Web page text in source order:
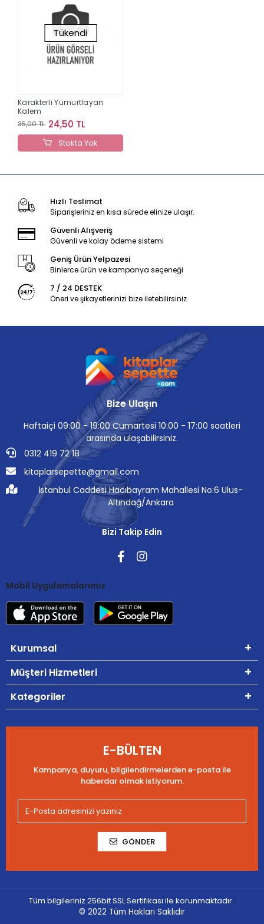
Tükendi
Karakterli Yumurtlayan
Kalem
35,00 TL 24,50 TL
Stokta Yok
Hızlı Teslimat
Siparişleriniz en kısa sürede elinize ulaşır.
Güvenli Alışveriş
Güvenli ve kolay ödeme sistemi
Geniş Ürün Yelpazesi
Binlerce ürün ve kampanya seçeneği
7 / 24 DESTEK
Öneri ve şikayetlerinizi bize iletebilirsiniz.
Bize Ulaşın
Haftaiçi 09:00 - 19:00 Cumartesi 10:00 - 17:00 saatleri
arasında ulaşabilirsiniz.
0312 419 72 18
kitaplarsepette@gmail.com
İstanbul Caddesi Hacıbayram Mahallesi No:6 Ulus-
Altındağ/Ankara
Bizi Takip Edin
Mobil Uygulamalarımız
Kurumsal
Müşteri Hizmetleri
Kategoriler
E-BÜLTEN
Kampanya, duyuru, bilgilendirmelerden e-posta ile
haberdar olmak istiyorum.
GÖNDER
Tüm bilgileriniz 256bit SSL Sertifikası ile korunmaktadır.
© 2022 Tüm Hakları Saklıdır